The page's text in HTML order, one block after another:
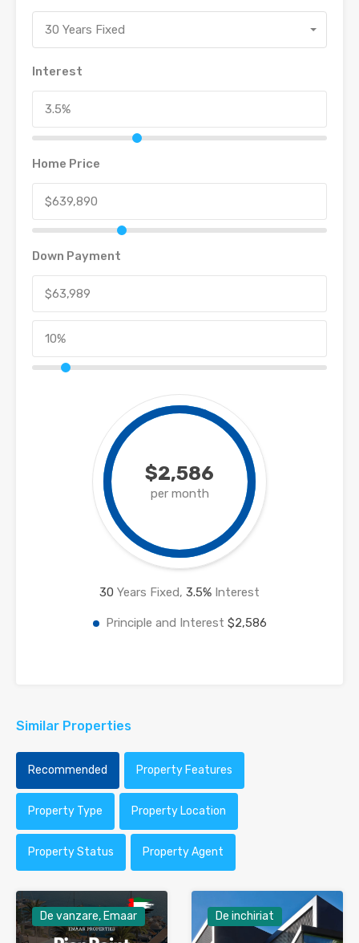
30 Years Fixed
Interest
Home Price
Down Payment
$2,586
per month
30 Years Fixed, 3.5% Interest
Principle and Interest $2,586
Similar Properties
Recommended Property Features
Property Type Property Location
Property Status Property Agent
De vanzare, Emaar De inchiriat